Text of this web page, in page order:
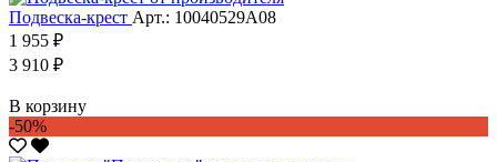
Подвеска-крест Арт.: 10040529А08
1 955 ₽
3 910 ₽
В корзину
-50%